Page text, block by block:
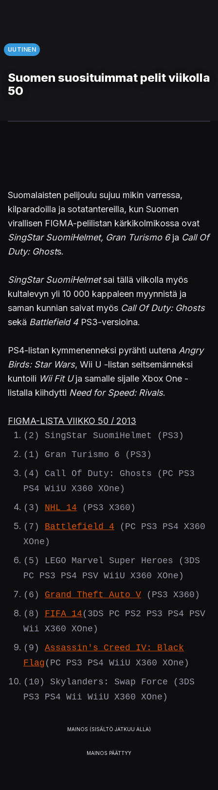
UUTINEN
Suomen suosituimmat pelit viikolla
50
Suomalaisten pelijoulu sujuu mikin varressa,
kilparadoilla ja sotatantereilla, kun Suomen
virallisen FIGMA-pelilistan kärkikolmikossa ovat
SingStar SuomiHelmet, Gran Turismo 6ja Call Of
Duty: Ghosts.
SingStar SuomiHelmetsai tällä viikolla myös
kultalevyn yli 10 000 kappaleen myynnistä ja
saman kunnian saivat myös Call Of Duty: Ghosts
sekä Battlefield 4 PS3-versioina.
PS4-listan kymmenenneksi pyrähti uutena Angry
Birds: Star Wars, Wii U -listan seitsemänneksi
kuntoili Wii Fit Uja samalle sijalle Xbox One -
listalla kiihdytti Need for Speed: Rivals.
FIGMA-LISTA VIIKKO 50 / 2013
(2) SingStar SuomiHelmet (PS3)
(1) Gran Turismo 6 (PS3)
(4) Call Of Duty: Ghosts (PC PS3
PS4 WiiU X360 XOne)
(3) NHL 14 (PS3 X360)
(7) Battlefield 4 (PC PS3 PS4 X360
XOne)
(5) LEGO Marvel Super Heroes (3DS
PC PS3 PS4 PSV WiiU X360 XOne)
(6) Grand Theft Auto V (PS3 X360)
(8) FIFA 14 (3DS PC PS2 PS3 PS4 PSV
Wii X360 XOne)
(9) Assassin's Creed IV: Black
Flag (PC PS3 PS4 WiiU X360 XOne)
(10) Skylanders: Swap Force (3DS
PS3 PS4 Wii WiiU X360 XOne)